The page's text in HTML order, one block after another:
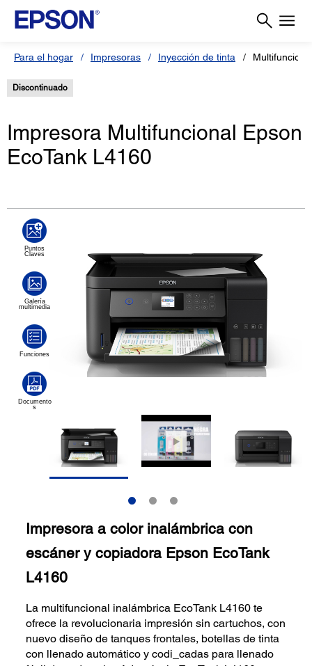
Para el hogar Impresoras Inyección de tinta
Discontinuado
Impresora Multifuncional Epson
EcoTank L4160
Impresora a color inalámbrica con
escáner y copiadora Epson EcoTank
L4160
La multifuncional inalámbrica EcoTank L4160 te
ofrece la revolucionaria impresión sin cartuchos, con
nuevo diseño de tanques frontales, botellas de tinta
con llenado automático y codi_cadas para llenado